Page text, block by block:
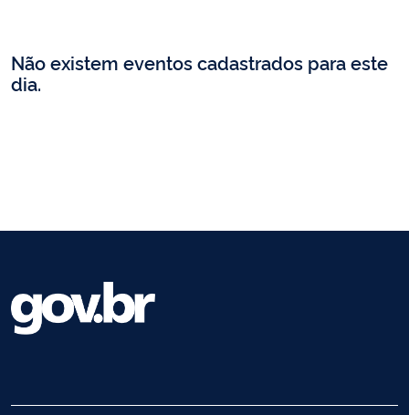
Não existem eventos cadastrados para este
dia.